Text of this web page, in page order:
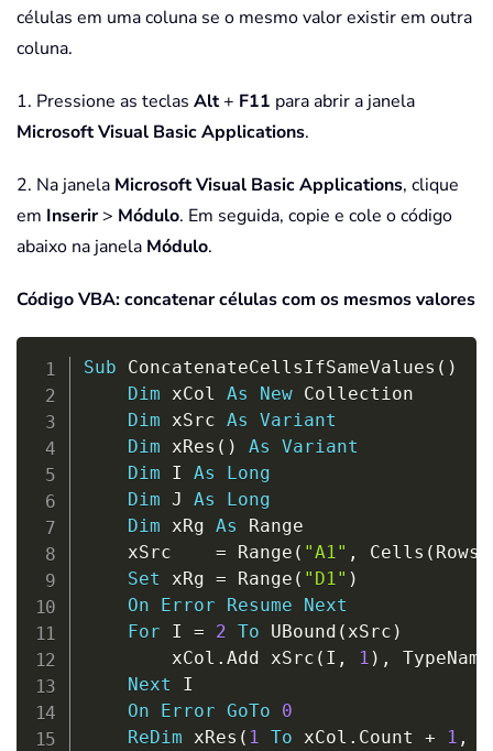
células em uma coluna se o mesmo valor existir em outra
coluna.
1. Pressione as teclas Alt+ F11 para abrir a janela
Microsoft Visual Basic Applications.
2. Na janela Microsoft Visual Basic Applications, clique
em Inserir> Módulo. Em seguida, copie e cole o código
abaixo na janela Módulo.
Código VBA: concatenar células com os mesmos valores
Sub ConcatenateCellsIfSameValues ( )
Dim xCol As New Collection
Dim xSrc As
Variant
Dim xRes ( ) As
Variant
Dim I As
Long
Dim J As
Long
Dim xRg As Range
	xSrc
= Range ( "A1" , Cells ( Rows
Set xRg = Range ( "D1" )
On
Error Resume
Next
For I = 2 To UBound ( xSrc )
		xCol
. Add xSrc ( I , 1 ) , TypeName
Next I
On
Error GoTo
0
ReDim xRes ( 1 To xCol . Count + 1 ,
Copy